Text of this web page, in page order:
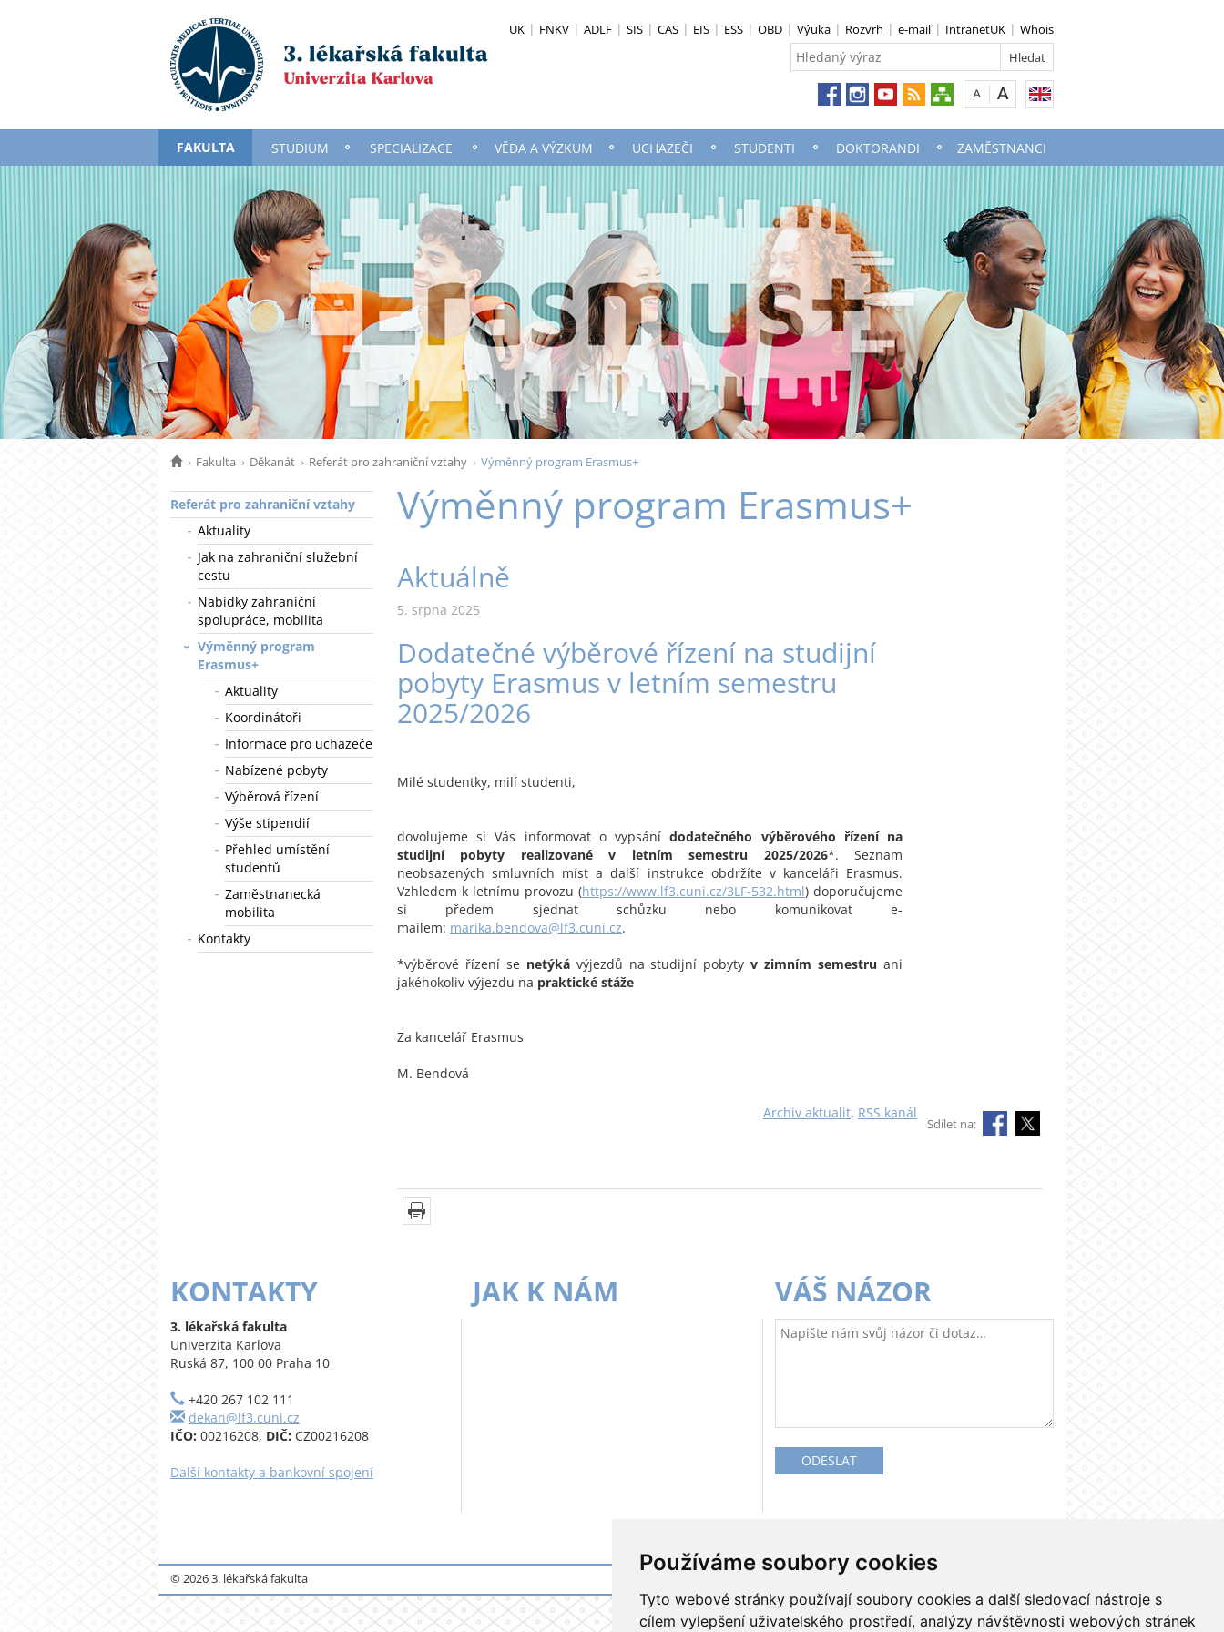
Používáme soubory cookies
Tyto webové stránky používají soubory cookies a další sledovací nástroje s
cílem vylepšení uživatelského prostředí, analýzy návštěvnosti webových stránek
UK FNKV ADLF SIS CAS EIS ESS OBD Výuka Rozvrh e-mail IntranetUK Whois
FAKULTA STUDIUM SPECIALIZACE VĚDA A VÝZKUM UCHAZEČI STUDENTI DOKTORANDI ZAMĚSTNANCI
Fakulta Děkanát Referát pro zahraniční vztahy Výměnný program Erasmus+
Referát pro zahraniční vztahy
Aktuality
Jak na zahraniční služební
cestu
Nabídky zahraniční
spolupráce, mobilita
Výměnný program
Erasmus+
Aktuality
Koordinátoři
Informace pro uchazeče
Nabízené pobyty
Výběrová řízení
Výše stipendií
Přehled umístění
studentů
Zaměstnanecká
mobilita
Kontakty
Výměnný program Erasmus+
Aktuálně
5. srpna 2025
Dodatečné výběrové řízení na studijní
pobyty Erasmus v letním semestru
2025/2026
Milé studentky, milí studenti,
dovolujeme si Vás informovat o vypsánídodatečného výběrového řízení na
studijní pobyty realizované v letním semestru 2025/2026*. Seznam
neobsazených smluvních míst a další instrukce obdržíte v kanceláři Erasmus.
Vzhledem k letnímu provozu (https://www.lf3.cuni.cz/3LF-532.html) doporučujeme
si předem sjednat schůzku nebo komunikovat e-
mailem: marika.bendova@lf3.cuni.cz.
*výběrové řízení se netýkávýjezdů na studijní pobytyv zimním semestru ani
jakéhokoliv výjezdu na praktické stáže
Za kancelář Erasmus
M. Bendová
Sdílet na:
Archiv aktualit, RSS kanál
KONTAKTY
3. lékařská fakulta
Univerzita Karlova
Ruská 87, 100 00 Praha 10
+420 267 102 111
dekan@lf3.cuni.cz
IČO: 00216208, DIČ: CZ00216208
Další kontakty a bankovní spojení
JAK K NÁM VÁŠ NÁZOR
© 2026 3. lékařská fakulta